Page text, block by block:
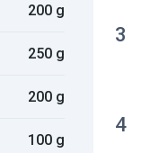
200 g
250 g
200 g
100 g
3
4